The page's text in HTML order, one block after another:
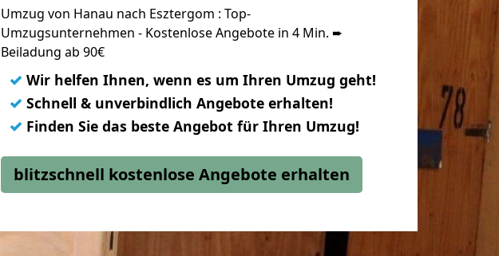
Umzug von Hanau nach Esztergom : Top-
Umzugsunternehmen - Kostenlose Angebote in 4 Min. ➨
Beiladung ab 90€
✓ Wir helfen Ihnen, wenn es um Ihren Umzug geht!
✓ Schnell & unverbindlich Angebote erhalten!
✓ Finden Sie das beste Angebot für Ihren Umzug!
blitzschnell kostenlose Angebote erhalten